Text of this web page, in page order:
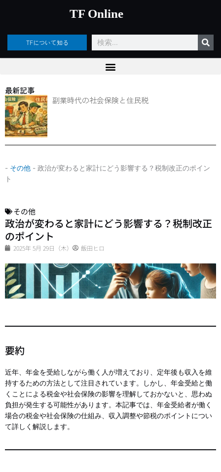
ッ
TF Online
TFについて知る
検
索
最新記事
副業時代の社会保険と住民税
- その他 - 政治が変わると家計にどう影響する？税制改正のポイン
ト
その他
政治が変わると家計にどう影響する？税制改正
のポイント
2025年 5月 29日（木） 飯田ヒロ
要約
近年、年金を受給しながら働く人が増えており、定年後も収入を維
持するための方法として注目されています。しかし、年金受給と働
くことによる税金や社会保険の影響を理解しておかないと、思わぬ
負担が発生する可能性があります。本記事では、年金受給者が働く
場合の税金や社会保険の仕組み、収入調整や節税のポイントについ
て詳しく解説します。